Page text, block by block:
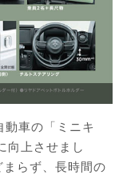
車の「ミニキ
向上させまし
らず、長時間の